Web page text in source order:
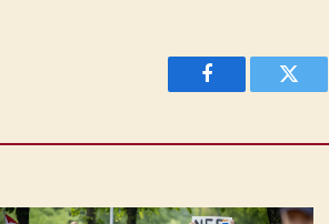
Facebook